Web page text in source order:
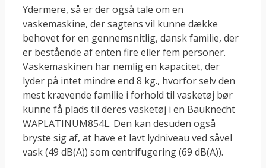
Ydermere, så er der også tale om en
vaskemaskine, der sagtens vil kunne dække
behovet for en gennemsnitlig, dansk familie, der
er bestående af enten fire eller fem personer.
Vaskemaskinen har nemlig en kapacitet, der
lyder på intet mindre end 8 kg., hvorfor selv den
mest krævende familie i forhold til vasketøj bør
kunne få plads til deres vasketøj i en Bauknecht
WAPLATINUM854L. Den kan desuden også
bryste sig af, at have et lavt lydniveau ved såvel
vask (49 dB(A)) som centrifugering (69 dB(A)).